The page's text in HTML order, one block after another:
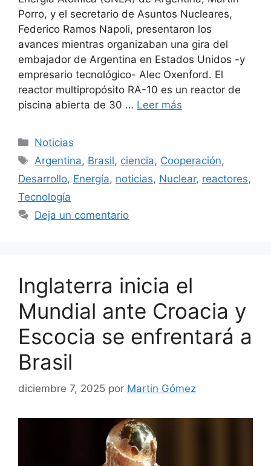
Porro, y el secretario de Asuntos Nucleares,
Federico Ramos Napoli, presentaron los
avances mientras organizaban una gira del
embajador de Argentina en Estados Unidos -y
empresario tecnológico- Alec Oxenford. El
reactor multipropósito RA-10 es un reactor de
piscina abierta de 30 … Leer más
Categorías
Noticias
Etiquetas
Argentina, Brasil, ciencia, Cooperación,
Desarrollo, Energía, noticias, Nuclear, reactores,
Tecnología
Deja un comentario
Inglaterra inicia el
Mundial ante Croacia y
Escocia se enfrentará a
Brasil
diciembre 7, 2025 por Martin Gómez